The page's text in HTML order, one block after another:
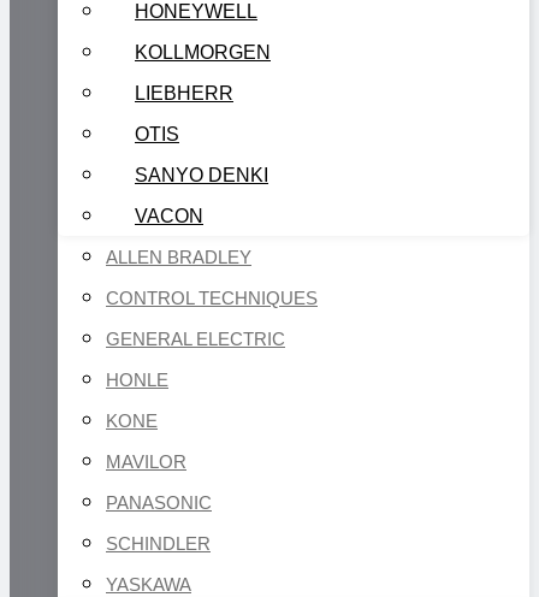
HONEYWELL
KOLLMORGEN
LIEBHERR
OTIS
SANYO DENKI
VACON
ALLEN BRADLEY
CONTROL TECHNIQUES
GENERAL ELECTRIC
HONLE
KONE
MAVILOR
PANASONIC
SCHINDLER
YASKAWA